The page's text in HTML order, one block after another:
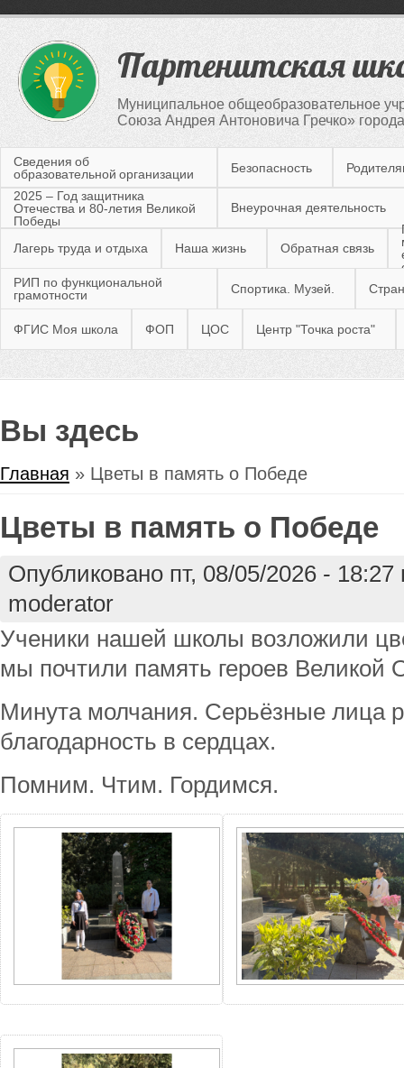
Партенитская
Муниципальное общеобразовательное
Союза Андрея Антоновича Гречко»
Сведения об
образовательной организации
Безопасность
2025 – Год защитника
Отечества и 80-летия Великой
Победы
Внеурочная деятельность
Лагерь труда и отдыха Наша жизнь Обратная связь
РИП по функциональной
грамотности
Спортика. Музей.
ФГИС Моя школа ФОП ЦОС Центр "Точка роста"
Вы здесь
Главная » Цветы в память о Победе
Цветы в память о Победе
Опубликовано пт, 08/05/2026 - 18:27
moderator
Ученики нашей школы возложили
мы почтили память героев Великой
Минута молчания. Серьёзные лица
благодарность в сердцах.
Помним. Чтим. Гордимся.